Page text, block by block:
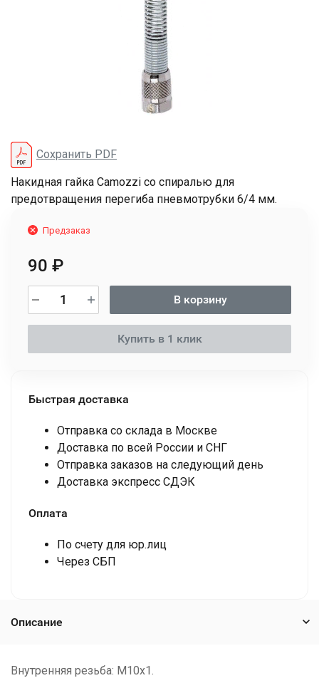
Сохранить PDF
Накидная гайка Camozzi со спиралью для
предотвращения перегиба пневмотрубки 6/4 мм.
Предзаказ
90 ₽
В корзину
Купить в 1 клик
Быстрая доставка
Отправка со склада в Москве
Доставка по всей России и СНГ
Отправка заказов на следующий день
Доставка экспресс СДЭК
Оплата
По счету для юр.лиц
Через СБП
Описание
Внутренняя резьба: М10х1.